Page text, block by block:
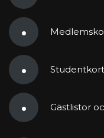
Studentkort
Gästlistor